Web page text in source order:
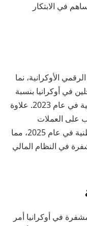
في الابتكار
التحول الرقمي الأوكرانية، نما
في أوكرانيا بنسبة
20% سنويًا منذ توضيح التنظيمات الضريبية في عام 2023. علاوة
على العملات
المشفرة بحوالي 1.2% من الميزانية الوطنية في عام 2025، مما
في النظام المالي
في أوكرانيا أمر